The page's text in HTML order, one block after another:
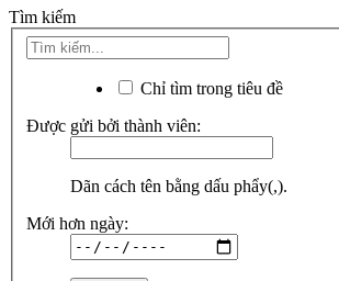
Tìm kiếm
Chỉ tìm trong tiêu đề
Được gửi bởi thành viên:
Dãn cách tên bằng dấu phẩy(,).
Mới hơn ngày: